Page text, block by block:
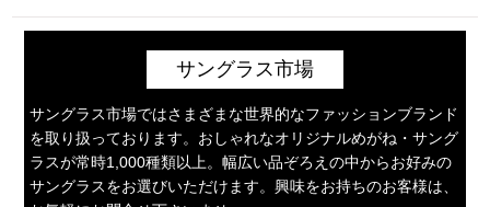
サングラス市場
サングラス市場ではさまざまな世界的なファッションブランド
を取り扱っております。おしゃれなオリジナルめがね・サング
ラスが常時1,000種類以上。幅広い品ぞろえの中からお好みの
サングラスをお選びいただけます。興味をお持ちのお客様は、